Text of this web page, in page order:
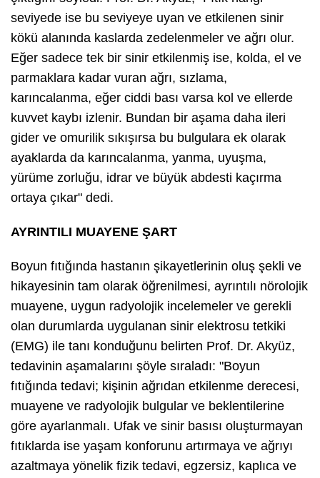
seviyede ise bu seviyeye uyan ve etkilenen sinir
kökü alanında kaslarda zedelenmeler ve ağrı olur.
Eğer sadece tek bir sinir etkilenmiş ise, kolda, el ve
parmaklara kadar vuran ağrı, sızlama,
karıncalanma, eğer ciddi bası varsa kol ve ellerde
kuvvet kaybı izlenir. Bundan bir aşama daha ileri
gider ve omurilik sıkışırsa bu bulgulara ek olarak
ayaklarda da karıncalanma, yanma, uyuşma,
yürüme zorluğu, idrar ve büyük abdesti kaçırma
ortaya çıkar" dedi.
AYRINTILI MUAYENE ŞART
Boyun fıtığında hastanın şikayetlerinin oluş şekli ve
hikayesinin tam olarak öğrenilmesi, ayrıntılı nörolojik
muayene, uygun radyolojik incelemeler ve gerekli
olan durumlarda uygulanan sinir elektrosu tetkiki
(EMG) ile tanı konduğunu belirten Prof. Dr. Akyüz,
tedavinin aşamalarını şöyle sıraladı: "Boyun
fıtığında tedavi; kişinin ağrıdan etkilenme derecesi,
muayene ve radyolojik bulgular ve beklentilerine
göre ayarlanmalı. Ufak ve sinir basısı oluşturmayan
fıtıklarda ise yaşam konforunu artırmaya ve ağrıyı
azaltmaya yönelik fizik tedavi, egzersiz, kaplıca ve